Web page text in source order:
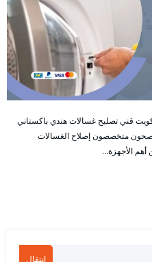
قني تصليح غسالات هندي باكستاني
متخصصون إصلاح الغسالات
أهم الأجهزة…
انتقال